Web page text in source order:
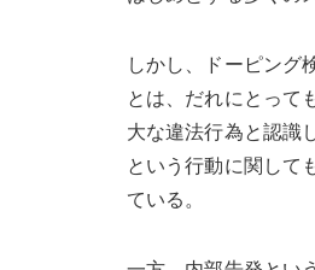
しかし、ドーピング
とは、だれにとって
大な違法行為と認識
という行動に関して
ている。